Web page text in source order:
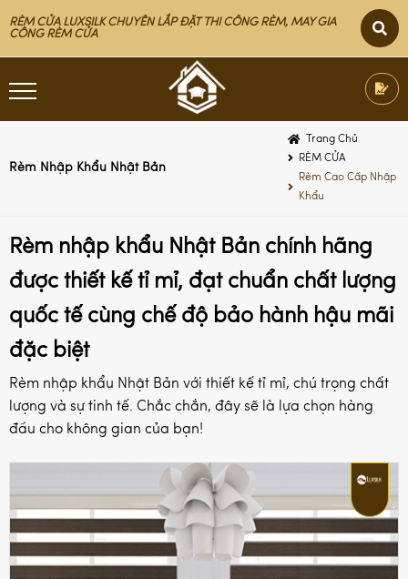
RÈM CỬA LUXSILK CHUYÊN LẮP ĐẶT THI CÔNG RÈM, MAY GIA
CÔNG RÈM CỬA
Rèm Nhập Khẩu Nhật Bản
Trang Chủ
RÈM CỬA
Rèm Cao Cấp Nhập
Khẩu
Rèm nhập khẩu Nhật Bản chính hãng
được thiết kế tỉ mỉ, đạt chuẩn chất lượng
quốc tế cùng chế độ bảo hành hậu mãi
đặc biệt
Rèm nhập khẩu Nhật Bản với thiết kế tỉ mỉ, chú trọng chất
lượng và sự tinh tế. Chắc chắn, đây sẽ là lựa chọn hàng
đầu cho không gian của bạn!